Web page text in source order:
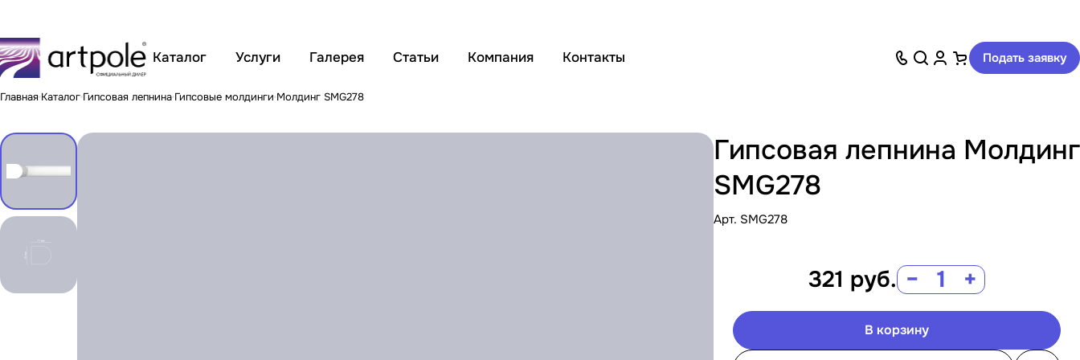
Каталог Услуги Галерея Статьи Компания Контакты Подать заявку
Главная Каталог Гипсовая лепнина Гипсовые молдинги Молдинг SMG278
Гипсовая лепнина Молдинг
SMG278
Арт. SMG278
321 руб. − +
В корзину